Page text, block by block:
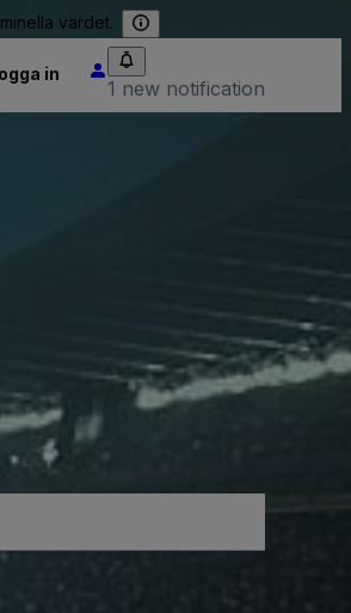
värdet.
in
1 new notification